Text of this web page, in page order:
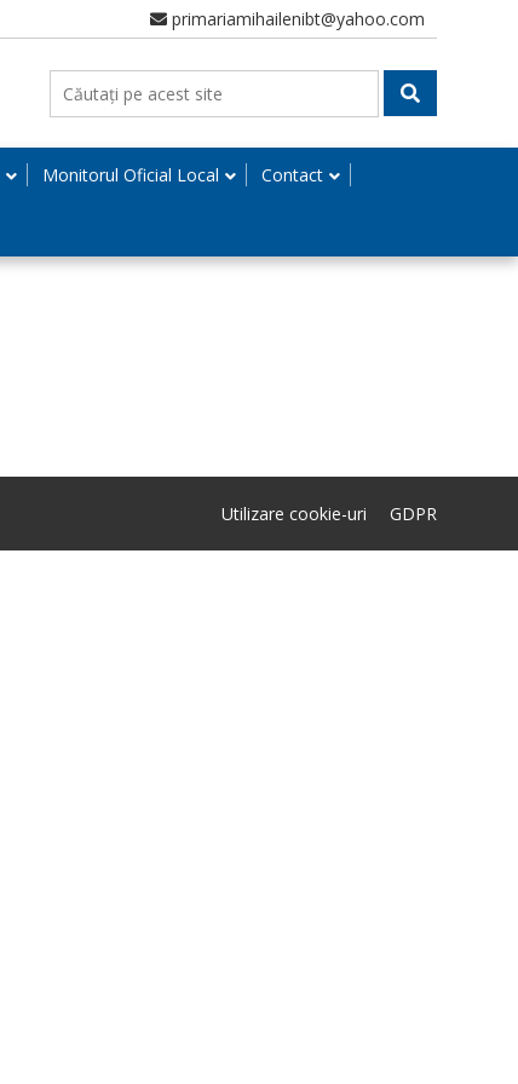
primariamihailenibt@yahoo.com
Monitorul Oficial Local Contact
Utilizare cookie-uri GDPR